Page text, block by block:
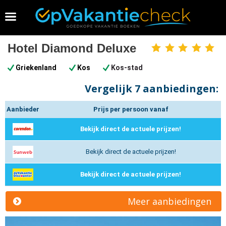
Vakantie 2026 boeken
Hotel Diamond Deluxe
5
Griekenland Kos Kos-stad
Vergelijk 7 aanbiedingen:
Aanbieder Prijs per persoon vanaf
Bekijk direct de actuele prijzen!
Bekijk direct de actuele prijzen!
Bekijk direct de actuele prijzen!
Meer aanbiedingen